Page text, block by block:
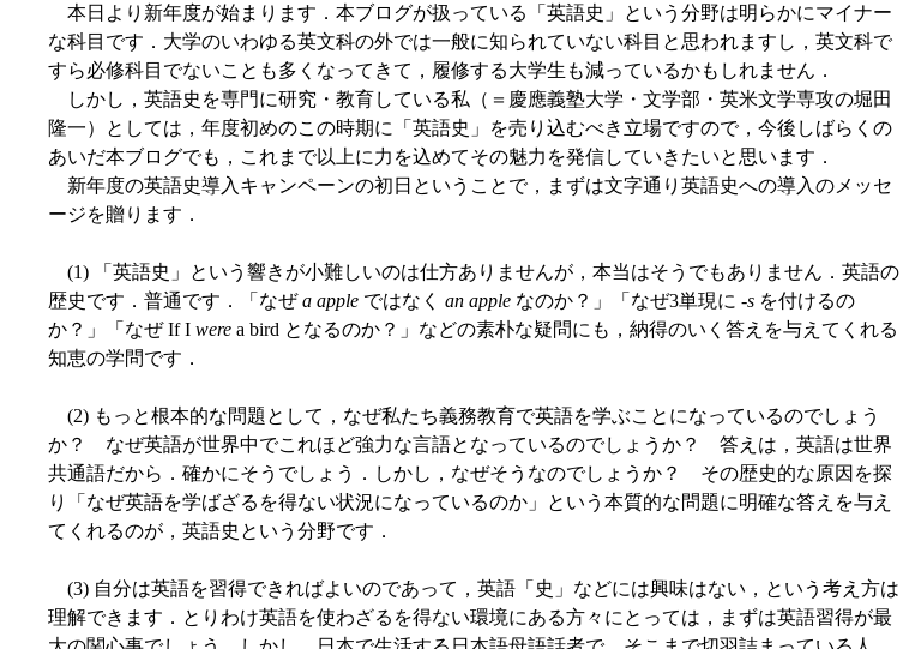
本日より新年度が始まります．本ブログが扱っている「英語史」という分野は明らかにマイナー
な科目です．大学のいわゆる英文科の外では一般に知られていない科目と思われますし，英文科で
すら必修科目でないことも多くなってきて，履修する大学生も減っているかもしれません．
しかし，英語史を専門に研究・教育している私（＝慶應義塾大学・文学部・英米文学専攻の堀田
隆一）としては，年度初めのこの時期に「英語史」を売り込むべき立場ですので，今後しばらくの
あいだ本ブログでも，これまで以上に力を込めてその魅力を発信していきたいと思います．
新年度の英語史導入キャンペーンの初日ということで，まずは文字通り英語史への導入のメッセ
ージを贈ります．
(1) 「英語史」という響きが小難しいのは仕方ありませんが，本当はそうでもありません．英語の
歴史です．普通です．「なぜa apple ではなく an apple なのか？」「なぜ3単現に -s を付けるの
か？」「なぜ If I were a bird となるのか？」などの素朴な疑問にも，納得のいく答えを与えてくれる
知恵の学問です．
(2) もっと根本的な問題として，なぜ私たち義務教育で英語を学ぶことになっているのでしょう
か？ なぜ英語が世界中でこれほど強力な言語となっているのでしょうか？ 答えは，英語は世界
共通語だから．確かにそうでしょう．しかし，なぜそうなのでしょうか？ その歴史的な原因を探
り「なぜ英語を学ばざるを得ない状況になっているのか」という本質的な問題に明確な答えを与え
てくれるのが，英語史という分野です．
(3) 自分は英語を習得できればよいのであって，英語「史」などには興味はない，という考え方は
理解できます．とりわけ英語を使わざるを得ない環境にある方々にとっては，まずは英語習得が最